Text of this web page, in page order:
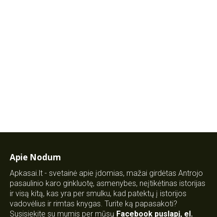
Apie Nodum
Apkasai.lt - svetainė apie įdomias, mažai girdėtas Antrojo
pasaulinio karo ginkluotę, asmenybes, neįtikėtinas istorijas
ir visą kitą, kas yra per smulku, kad patektų į istorijos
vadovėlius ir rimtas knygas. Turite ką papasakoti?
Susisiekite su mumis per mūsų Facebook puslapį, el.